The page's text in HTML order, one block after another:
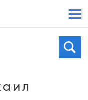
Поиск